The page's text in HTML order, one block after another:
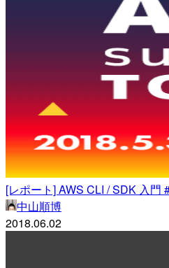
[レポート] AWS CLI / SDK 入門
中山順博
2018.06.02